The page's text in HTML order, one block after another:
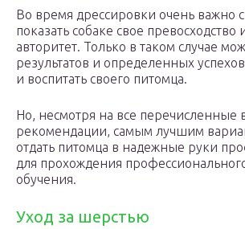
Во время дрессировки очень важно с
показать собаке свое превосходство
авторитет. Только в таком случае
результатов и определенных
и воспитать своего питомца.
Но, несмотря на все перечисленные
рекомендации, самым лучшим
отдать питомца в надежные руки
для прохождения
обучения.
Уход за шерстью